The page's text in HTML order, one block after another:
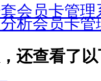
会员卡管理
析会员卡
还查看了